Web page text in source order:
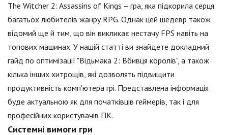
The Witcher 2: Assassins of Kings – гра, яка підкорила серця
багатьох любителів жанру RPG. Однак цей шедевр також
відомий ще й тим, що він викликає нестачу FPS навіть на
топових машинах. У нашій статті ви знайдете докладний
гайд по оптимізації "Відьмака 2: Вбивця королів", а також
кілька інших хитрощів, які дозволять підвищити
продуктивність комп'ютера грі. Представлена інформація
буде актуальною як для початківців геймерів, так і для
професійних користувачів ПК.
Системні вимоги гри